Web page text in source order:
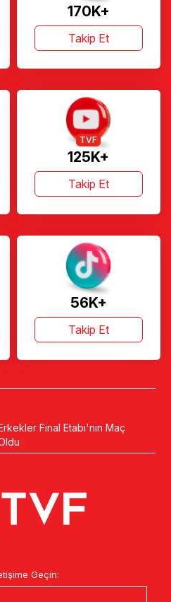
170K+
Takip Et
125K+
TVF
Takip Et
56K+
Takip Et
Final Etabı'nın Maç
Geçin: